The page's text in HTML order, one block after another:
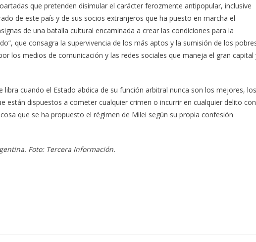
que pretenden disimular el carácter ferozmente antipopular, inclusive
de este país y de sus socios extranjeros que ha puesto en marcha el
de una batalla cultural encaminada a crear las condiciones para la
que consagra la supervivencia de los más aptos y la sumisión de los
los medios de comunicación y las redes sociales que maneja el gran capital
libra cuando el Estado abdica de su función arbitral nunca son los mejores, los
están dispuestos a cometer cualquier crimen o incurrir en cualquier delito con
que se ha propuesto el régimen de Milei según su propia confesión
Foto: Tercera Información.